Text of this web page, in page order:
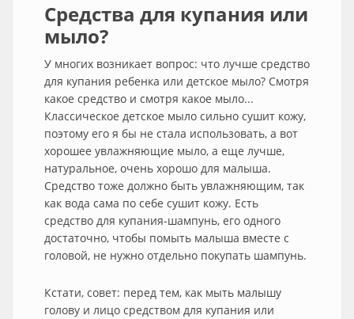
Средства для купания или
мыло?
У многих возникает вопрос: что лучше средство
для купания ребенка или детское мыло? Смотря
какое средство и смотря какое мыло...
Классическое детское мыло сильно сушит кожу,
поэтому его я бы не стала использовать, а вот
хорошее увлажняющие мыло, а еще лучше,
натуральное, очень хорошо для малыша.
Средство тоже должно быть увлажняющим, так
как вода сама по себе сушит кожу. Есть
средство для купания-шампунь, его одного
достаточно, чтобы помыть малыша вместе с
головой, не нужно отдельно покупать шампунь.
Кстати, совет: перед тем, как мыть малышу
голову и лицо средством для купания или